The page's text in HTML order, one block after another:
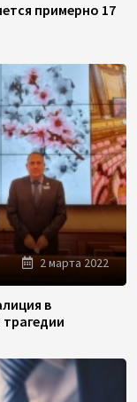
примерно 17
2 марта 2022
в